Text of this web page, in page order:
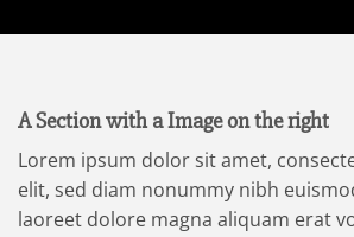
A Section with a Image on the right
Lorem ipsum dolor sit amet,
elit, sed diam nonummy nibh
laoreet dolore magna aliquam erat